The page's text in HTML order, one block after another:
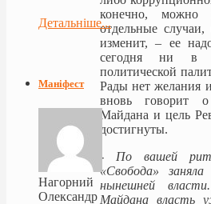
конечно, можно
отдельные
изменит, – ее
сегодня ни в
политической
Рады нет желания
вновь говорит
Майдана и цель
достигнуты.
- По вашей
«Свобода»
нынешней
Майдана власть
Детальніше...
Маніфест
Нагорний
Олександр